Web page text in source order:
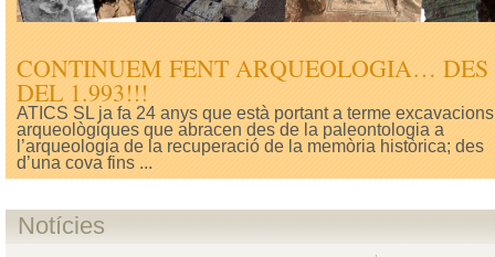
CONTINUEM FENT ARQUEOLOGIA… DES
DEL 1.993!!!
ATICS SL ja fa 24 anys que està portant a terme excavacions
arqueològiques que abracen des de la paleontologia a
l’arqueologia de la recuperació de la memòria històrica; des
d’una cova fins ...
Notícies